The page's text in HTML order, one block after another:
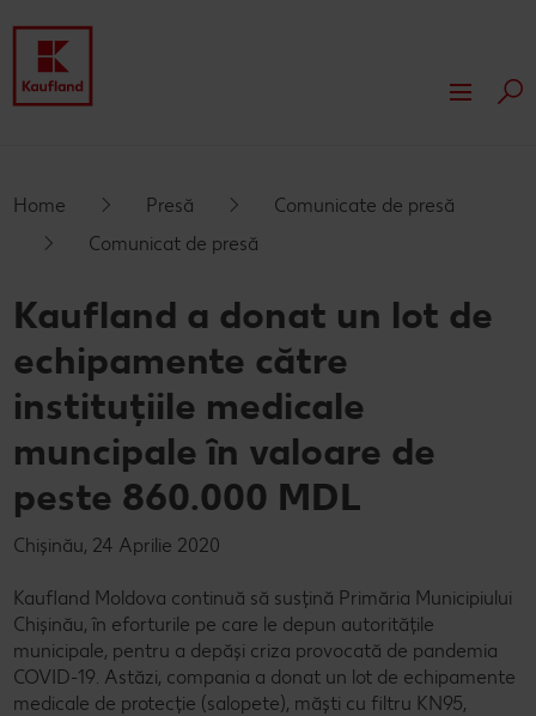
Valori
Istoric
Rapoarte financiare
Branduri proprii Kaufland
Responsabilitate
Presă
Dezvoltare
Servicii
Card cadou
Publicitate
Home Presă
Comunicate de presă
Comunicat de presă
Kaufland a donat un lot de
echipamente către
instituțiile medicale
muncipale în valoare de
peste 860.000 MDL
Chișinău, 24 Aprilie 2020
Kaufland Moldova continuă să susțină Primăria Municipiului
Chișinău, în eforturile pe care le depun autoritățile
municipale, pentru a depăși criza provocată de pandemia
COVID-19. Astăzi, compania a donat un lot de echipamente
medicale de protecție (salopete), măști cu filtru KN95,